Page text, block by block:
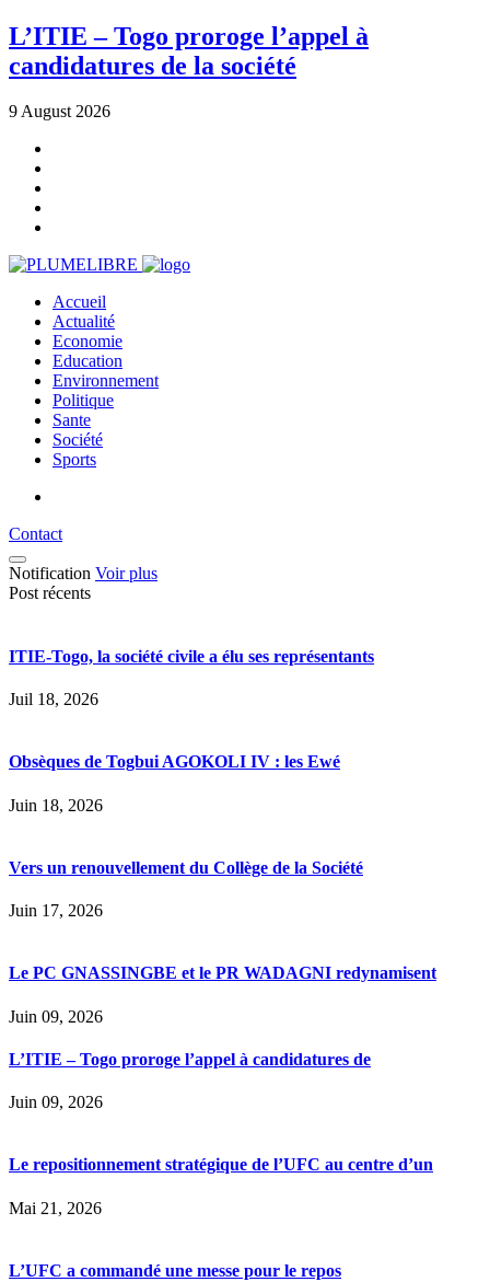
L’ITIE – Togo proroge l’appel à
candidatures de la société
9 August 2026
Accueil
Actualité
Economie
Education
Environnement
Politique
Sante
Société
Sports
Contact
Notification Voir plus
Post récents
ITIE-Togo, la société civile a élu ses représentants
Juil 18, 2026
Obsèques de Togbui AGOKOLI IV : les Ewé
Juin 18, 2026
Vers un renouvellement du Collège de la Société
Juin 17, 2026
Le PC GNASSINGBE et le PR WADAGNI redynamisent
Juin 09, 2026
L’ITIE – Togo proroge l’appel à candidatures de
Juin 09, 2026
Le repositionnement stratégique de l’UFC au centre d’un
Mai 21, 2026
L’UFC a commandé une messe pour le repos